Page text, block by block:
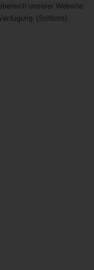
unserer Website
(Schluss)